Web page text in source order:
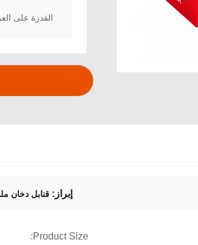
القدرة على
إبراز: قنابل دخان
Product Size: